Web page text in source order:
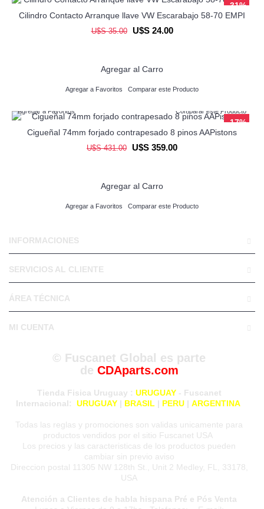
-31%
Cilindro Contacto Arranque llave VW Escarabajo 58-70 EMPI
U$S 35.00 U$S 24.00
Agregar al Carro
Agregar a Favoritos Comparar este Producto
-17%
Agregar a Favoritos Comparar este Producto
Cigueñal 74mm forjado contrapesado 8 pinos AAPistons
U$S 431.00 U$S 359.00
Agregar al Carro
Agregar a Favoritos Comparar este Producto
INFORMACIONES
SERVICIOS AL CLIENTE
ÁREA TÉCNICA
MI CUENTA
© Fuscanet Global es parte
de CDAparts.com
Tienda Fisica Uruguay : URUGUAY- Fuscanet
Internacional: URUGUAY| BRASIL | PERU| ARGENTINA
Todas las reglas y promociones son validas unicamente para
productos vendidos por el sitio Fuscanet USA
Los precios y las caracteristicas de los productos pueden
cambiar sin previo aviso
Direccion postal 11305 NW 128th St., Unit 2 Medley, FL, 33178,
USA
Atención a Clientes de habla hispana Pré e Pós Venta